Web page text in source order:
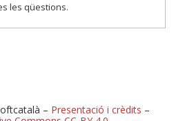
les qüestions.
– Presentació i crèdits –